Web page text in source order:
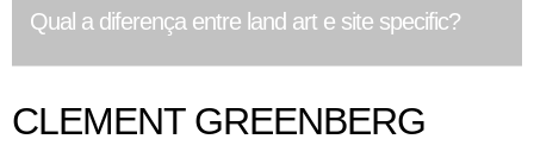
Qual a diferença entre land art e site specific?
CLEMENT GREENBERG